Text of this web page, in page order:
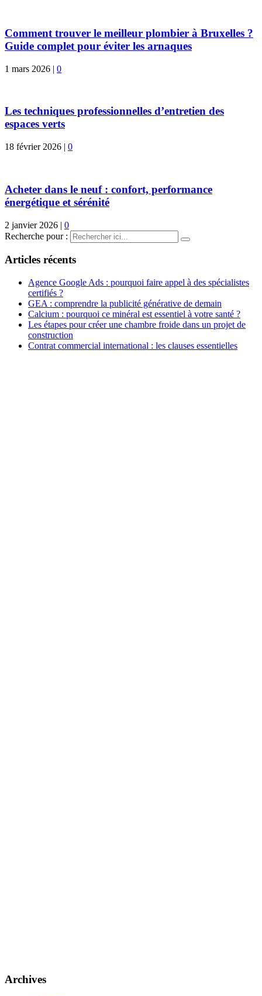
Comment trouver le meilleur plombier à Bruxelles ?
Guide complet pour éviter les arnaques
1 mars 2026 | 0
Les techniques professionnelles d’entretien des
espaces verts
18 février 2026 | 0
Acheter dans le neuf : confort, performance
énergétique et sérénité
2 janvier 2026 | 0
Recherche pour :
Articles récents
Agence Google Ads : pourquoi faire appel à des spécialistes
certifiés ?
GEA : comprendre la publicité générative de demain
Calcium : pourquoi ce minéral est essentiel à votre santé ?
Les étapes pour créer une chambre froide dans un projet de
construction
Contrat commercial international : les clauses essentielles
Archives